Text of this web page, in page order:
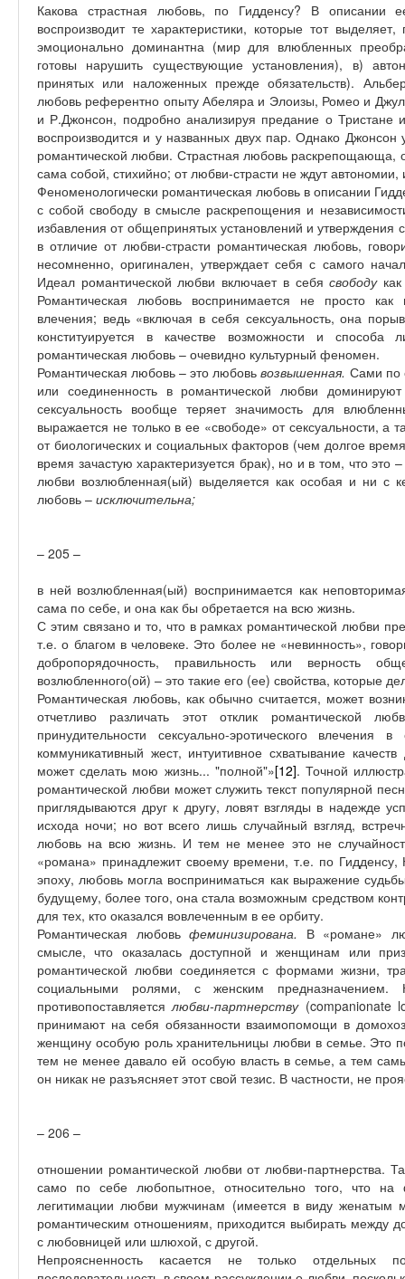
Какова страстная любовь, по Гидденсу? В описании
воспроизводит те характеристики, которые тот
эмоционально доминантна (мир для влюбленных
готовы нарушить существующие установления), в)
принятых или наложенных прежде обязательств).
любовь референтно опыту Абеляра и Элоизы, Ромео и
и Р.Джонсон, подробно анализируя предание о Тристане
воспроизводится и у названных двух пар. Однако
романтической любви. Страстная любовь раскрепощающа,
сама собой, стихийно; от любви-страсти не ждут
Феноменологически романтическая любовь в описании
с собой свободу в смысле раскрепощения и
избавления от общепринятых установлений и утверждения
в отличие от любви-страсти романтическая любовь,
несомненно, оригинален, утверждает себя с самого
Идеал романтической любви включает в себясвободу
Романтическая любовь воспринимается не просто как
влечения; ведь «включая в себя сексуальность, она
конституируется в качестве возможности и
романтическая любовь – очевидно культурный феномен.
Романтическая любовь – это любовьвозвышенная. Сами по
или соединенность в романтической любви
сексуальность вообще теряет значимость для
выражается не только в ее «свободе» от сексуальности,
от биологических и социальных факторов (чем долгое
время зачастую характеризуется брак), но и в том, что это
любви возлюбленная(ый) выделяется как особая и ни с
любовь – исключительна;
– 205 –
в ней возлюбленная(ый) воспринимается как
сама по себе, и она как бы обретается на всю жизнь.
С этим связано и то, что в рамках романтической любви
т.е. о благом в человеке. Это более не «невинность»,
добропорядочность, правильность или верность
возлюбленного(ой) – это такие его (ее) свойства, которые
Романтическая любовь, как обычно считается, может
отчетливо различать этот отклик романтической
принудительности сексуально-эротического
коммуникативный жест, интуитивное схватывание
может сделать мою жизнь... "полной"»[12]. Точной
романтической любви может служить текст популярной
приглядываются друг к другу, ловят взгляды в надежде
исхода ночи; но вот всего лишь случайный взгляд,
любовь на всю жизнь. И тем не менее это не
«романа» принадлежит своему времени, т.е. по
эпоху, любовь могла восприниматься как выражение
будущему, более того, она стала возможным средством
для тех, кто оказался вовлеченным в ее орбиту.
Романтическая любовь феминизирована. В «романе»
смысле, что оказалась доступной и женщинам или
романтической любви соединяется с формами жизни,
социальными ролями, с женским
противопоставляетсялюбви-партнерству (companionate
принимают на себя обязанности взаимопомощи в
женщину особую роль хранительницы любви в семье. Это
тем не менее давало ей особую власть в семье, а тем
он никак не разъясняет этот свой тезис. В частности, не
– 206 –
отношении романтической любви от любви-партнерства.
само по себе любопытное, относительно того, что на
легитимации любви мужчинам (имеется в виду женатым
романтическим отношениям, приходится выбирать между
с любовницей или шлюхой, с другой.
Непроясненность касается не только отдельных